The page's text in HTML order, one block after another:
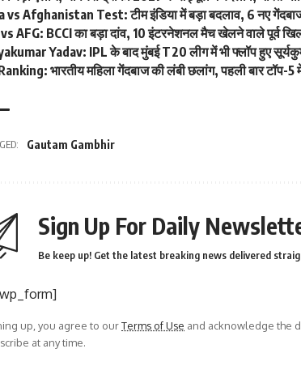
vs Afghanistan Test: टीम इंडिया में बड़ा बदलाव, 6 नए
AFG: BCCI का बड़ा दांव, 10 इंटरनेशनल मैच खेलने वाले पूर्व
Yadav: IPL के बाद मुंबई T20 लीग में भी फ्लॉप हुए
भारतीय महिला गेंदबाज की लंबी छलांग, पहली बार
Gautam Gambhir
Sign Up For Daily
Be keep up! Get the latest breaking news delivered
up, you agree to ourTerms of Use and acknowledge the
at any time.